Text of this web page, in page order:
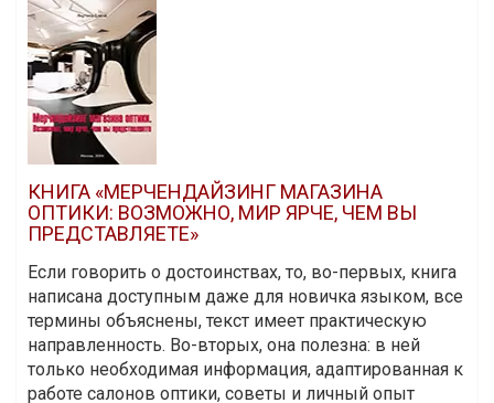
КНИГА «МЕРЧЕНДАЙЗИНГ МАГАЗИНА
ОПТИКИ: ВОЗМОЖНО, МИР ЯРЧЕ, ЧЕМ ВЫ
ПРЕДСТАВЛЯЕТЕ»
Если говорить о достоинствах, то, во-первых, книга
написана доступным даже для новичка языком, все
термины объяснены, текст имеет практическую
направленность. Во-вторых, она полезна: в ней
только необходимая информация, адаптированная к
работе салонов оптики, советы и личный опыт